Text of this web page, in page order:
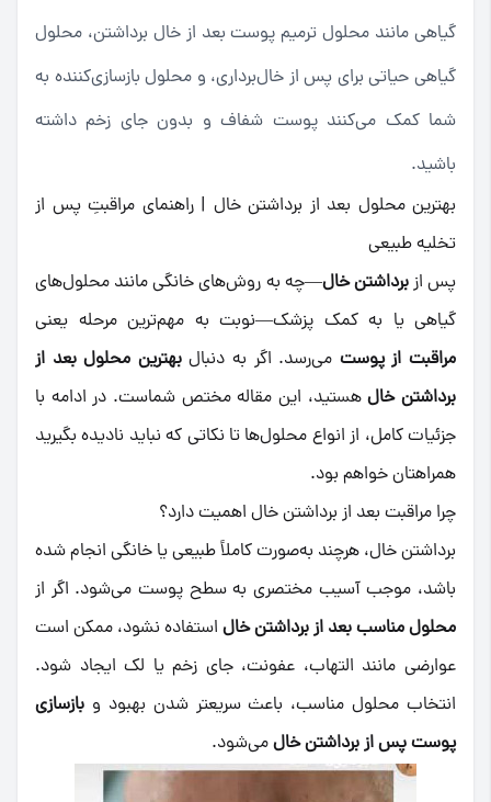
گیاهی مانند محلول ترمیم پوست بعد از خال برداشتن، محلول
گیاهی حیاتی برای پس از خال‌برداری، و محلول بازسازی‌کننده به
شما کمک می‌کنند پوست شفاف و بدون جای زخم داشته
باشید.
بهترین محلول بعد از برداشتن خال | راهنمای مراقبتِ پس از
تخلیه طبیعی
پس ازبرداشتن خال—چه به روش‌های خانگی مانند محلول‌های
گیاهی یا به کمک پزشک—نوبت به مهم‌ترین مرحله یعنی
مراقبت‌ از پوست می‌رسد. اگر به دنبالبهترین محلول بعد از
برداشتن خالهستید، این مقاله مختص شماست. در ادامه با
جزئیات کامل، از انواع محلول‌ها تا نکاتی که نباید نادیده بگیرید
همراهتان خواهم بود.
چرا مراقبت بعد از برداشتن خال اهمیت دارد؟
برداشتن خال، هرچند به‌صورت کاملاً طبیعی یا خانگی انجام شده
باشد، موجب آسیب مختصری به سطح پوست می‌شود. اگر از
محلول مناسب بعد از برداشتن خال استفاده نشود، ممکن است
عوارضی مانند التهاب، عفونت، جای زخم یا لک ایجاد شود.
انتخاب محلول مناسب، باعث سریعتر شدن بهبود و بازسازی
پوست پس از برداشتن خالمی‌شود.